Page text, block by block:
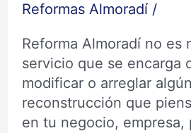
Reformas Almoradí/
Reforma Almoradí no es
servicio que se encarga
modificar o arreglar
reconstrucción que
en tu negocio, empresa,